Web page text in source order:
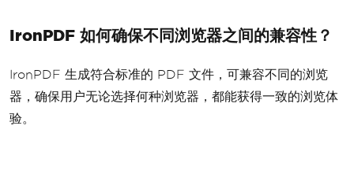
IronPDF 如何确保不同浏览器之间的兼容性？
IronPDF 生成符合标准的 PDF 文件，可兼容不同的浏览
器，确保用户无论选择何种浏览器，都能获得一致的浏览体
验。